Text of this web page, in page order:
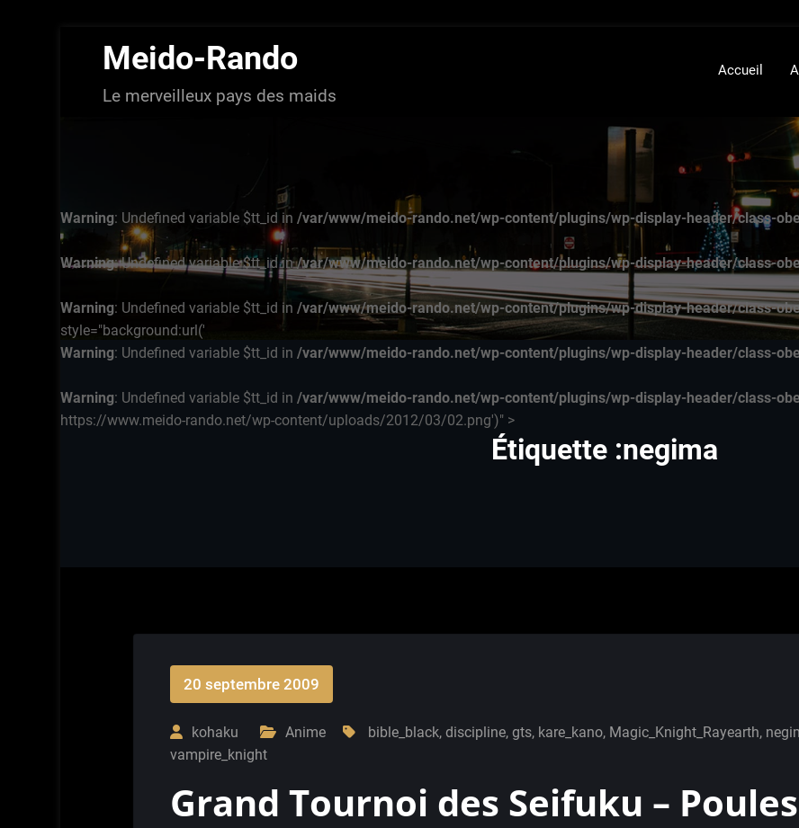
Meido-Rando
Le merveilleux pays des maids
Accueil
Warning: Undefined variable $tt_id in /var/www/meido-rando.net/wp-content/plugins/wp-display-header/class-
Warning: Undefined variable $tt_id in/var/www/meido-rando.net/wp-content/plugins/wp-display-header/class-
Warning: Undefined variable $tt_id in /var/www/meido-rando.net/wp-content/plugins/wp-display-header/class-
style="background:url('
Warning: Undefined variable $tt_id in /var/www/meido-rando.net/wp-content/plugins/wp-display-header/class-
Warning: Undefined variable $tt_id in /var/www/meido-rando.net/wp-content/plugins/wp-display-header/class-
https://www.meido-rando.net/wp-content/uploads/2012/03/02.png')" >
Étiquette :negima
20 septembre 2009
kohaku Anime bible_black, discipline, gts, kare_kano, Magic_Knight_Rayearth,
vampire_knight
Grand Tournoi des Seifuku –